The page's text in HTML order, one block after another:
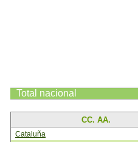
Total nacional
CC. AA.
Cataluña